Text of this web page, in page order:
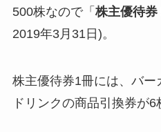
500株なので「 株主優待券
2019年3月31日)。
株主優待券1冊には、バー
ドリンクの商品引換券が6